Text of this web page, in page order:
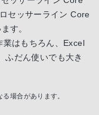
セッサーライン Core
す。
業はもちろん、Excel
ふだん使いでも大き
場合があります。